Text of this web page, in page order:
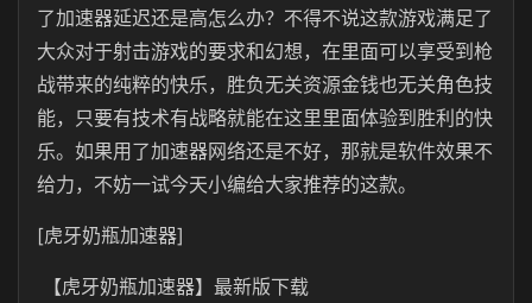
了加速器延迟还是高怎么办？不得不说这款游戏满足了
大众对于射击游戏的要求和幻想，在里面可以享受到枪
战带来的纯粹的快乐，胜负无关资源金钱也无关角色技
能，只要有技术有战略就能在这里里面体验到胜利的快
乐。如果用了加速器网络还是不好，那就是软件效果不
给力，不妨一试今天小编给大家推荐的这款。
[虎牙奶瓶加速器]
【虎牙奶瓶加速器】最新版下载